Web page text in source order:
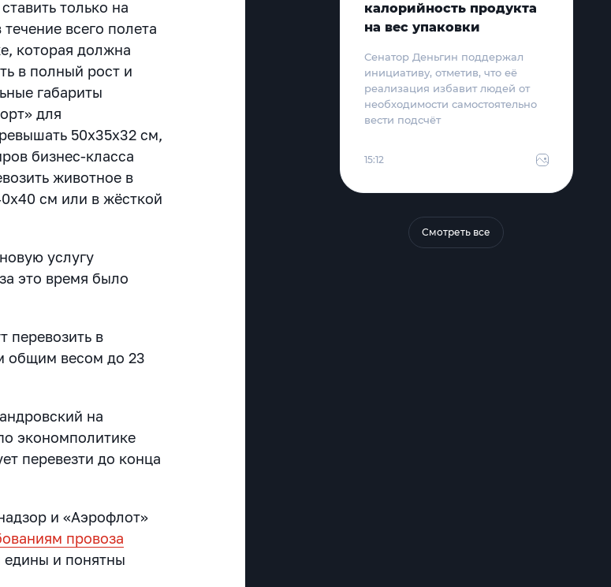
только на
всего полета
которая должна
в полный рост и
габариты
для
50х35х32 см,
бизнес-класса
животное в
см или в жёсткой
услугу
это время было
перевозить в
общим весом до 23
на
экономполитике
перевезти до конца
и «Аэрофлот»
провоза
едины и понятны
калорийность продукта
на вес упаковки
Сенатор Деньгин поддержал
инициативу, отметив, что её
реализация избавит людей от
необходимости самостоятельно
вести подсчёт
15:12
Смотреть все